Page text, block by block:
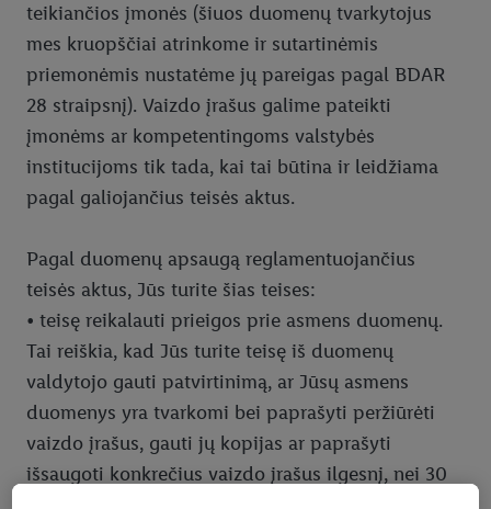
teikiančios įmonės (šiuos duomenų tvarkytojus
mes kruopščiai atrinkome ir sutartinėmis
priemonėmis nustatėme jų pareigas pagal BDAR
28 straipsnį). Vaizdo įrašus galime pateikti
įmonėms ar kompetentingoms valstybės
institucijoms tik tada, kai tai būtina ir leidžiama
pagal galiojančius teisės aktus.
Pagal duomenų apsaugą reglamentuojančius
teisės aktus, Jūs turite šias teises:
• teisę reikalauti prieigos prie asmens duomenų.
Tai reiškia, kad Jūs turite teisę iš duomenų
valdytojo gauti patvirtinimą, ar Jūsų asmens
duomenys yra tvarkomi bei paprašyti peržiūrėti
vaizdo įrašus, gauti jų kopijas ar paprašyti
išsaugoti konkrečius vaizdo įrašus ilgesnį, nei 30